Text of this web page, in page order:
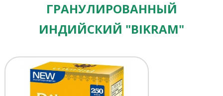
ГРАНУЛИРОВАННЫЙ
ИНДИЙСКИЙ "BIKRAM"